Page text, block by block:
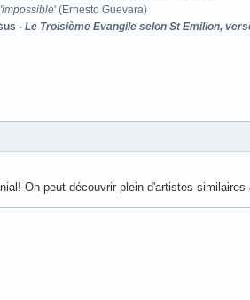
' (Ernesto Guevara)
- Le Troisième Evangile selon St Emilion,
On peut découvrir plein d'artistes similaires